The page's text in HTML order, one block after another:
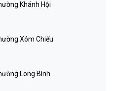
Khánh Hội
Xóm Chiếu
Long Bình